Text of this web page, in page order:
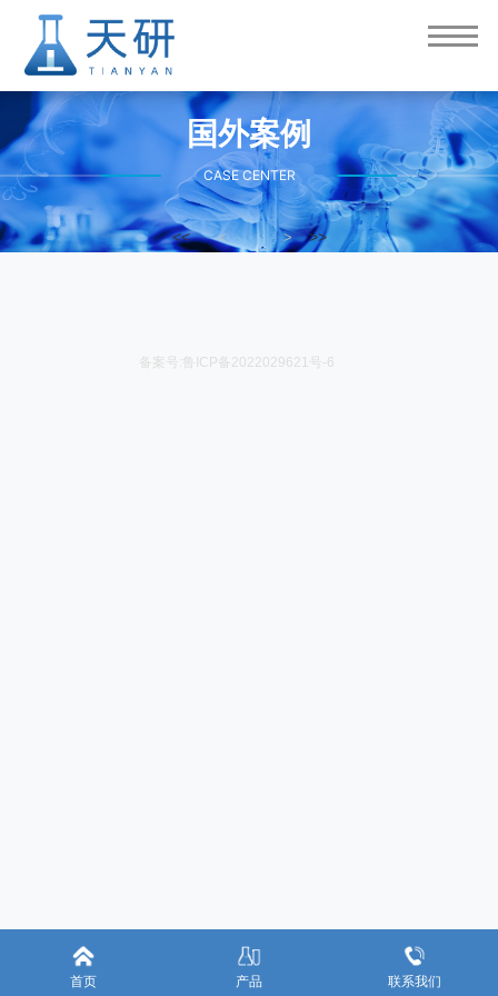
国外案例
CASE CENTER
<< < > >>
备案号:鲁ICP备2022029621号-6
首页 产品 联系我们